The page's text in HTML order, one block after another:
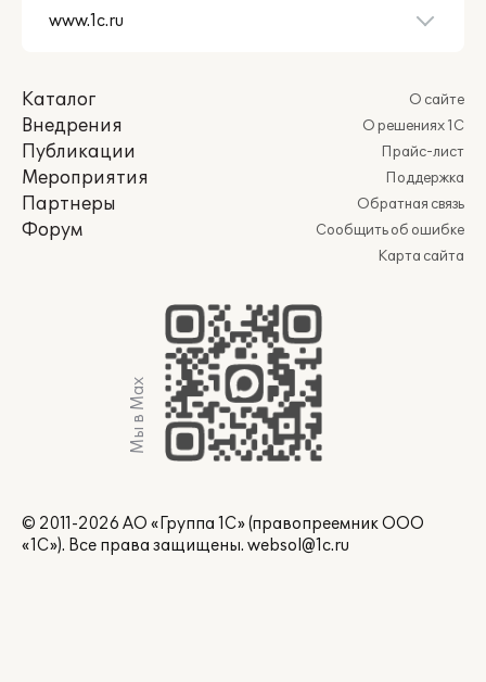
Каталог
Внедрения
Публикации
Мероприятия
Партнеры
Форум
О сайте
О решениях 1С
Прайс-лист
Поддержка
Обратная связь
Сообщить об ошибке
Карта сайта
Мы в Max
© 2011-2026 АО «Группа 1С» (правопреемник ООО
«1С»). Все права защищены. websol@1c.ru